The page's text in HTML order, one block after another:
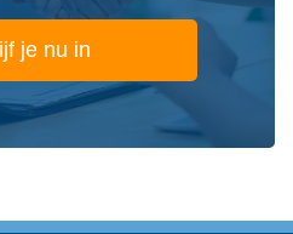
je nu in